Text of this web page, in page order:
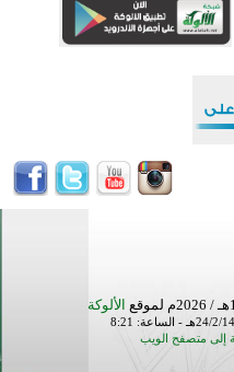
القرآن الكريم في أزناكاييف
الألوكة
إلى متصفح الويب